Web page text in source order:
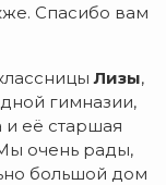
Спасибо вам
Лизы,
гимназии,
и её старшая
очень рады,
большой дом